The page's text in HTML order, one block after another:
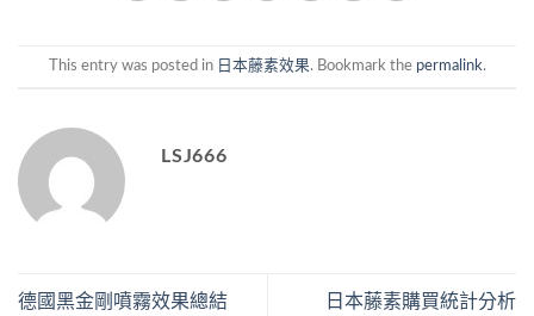
This entry was posted in 日本藤素效果. Bookmark the permalink.
LSJ666
德國黑金剛噴霧效果總結 日本藤素購買統計分析